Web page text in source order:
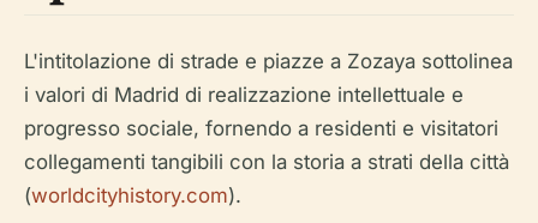
L'intitolazione di strade e piazze a Zozaya sottolinea
i valori di Madrid di realizzazione intellettuale e
progresso sociale, fornendo a residenti e visitatori
collegamenti tangibili con la storia a strati della città
(worldcityhistory.com).